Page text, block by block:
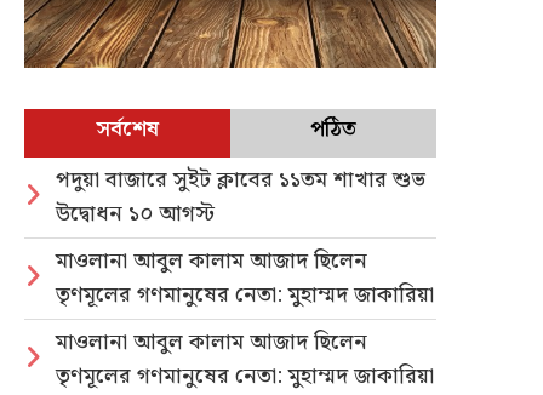
সর্বশেষ
পঠিত
পদুয়া বাজারে সুইট ক্লাবের ১১তম শাখার শুভ
উদ্বোধন ১০ আগস্ট
মাওলানা আবুল কালাম আজাদ ছিলেন
তৃণমূলের গণমানুষের নেতা: মুহাম্মদ জাকারিয়া
মাওলানা আবুল কালাম আজাদ ছিলেন
তৃণমূলের গণমানুষের নেতা: মুহাম্মদ জাকারিয়া